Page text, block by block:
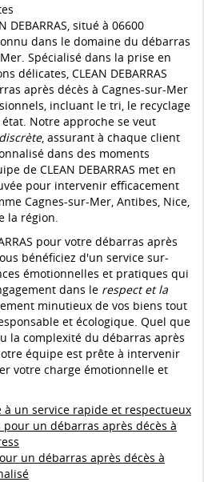
situé à 06600
dans le domaine du débarras
Spécialisé dans la prise en
délicates, CLEAN DEBARRAS
après décès à Cagnes-sur-Mer
incluant le tri, le recyclage
Notre approche se veut
, assurant à chaque client
dans des moments
de CLEAN DEBARRAS met en
pour intervenir efficacement
Cagnes-sur-Mer, Antibes, Nice,
la région.
pour votre débarras après
bénéficiez d'un service sur-
émotionnelles et pratiques qui
dans le respect et la
minutieux de vos biens tout
et écologique. Quel que
la complexité du débarras après
équipe est prête à intervenir
votre charge émotionnelle et
à un service rapide et respectueux
un débarras après décès à
un débarras après décès à